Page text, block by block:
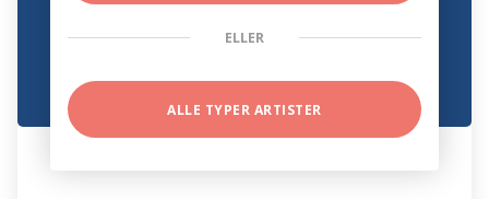
ELLER
ALLE TYPER ARTISTER